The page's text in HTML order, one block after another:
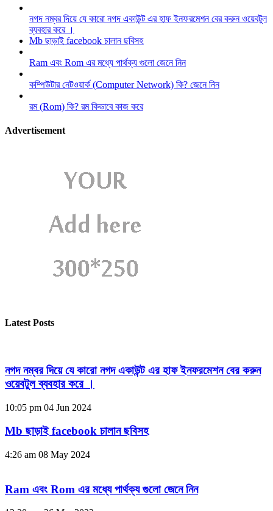
নগদ নম্বর দিয়ে যে কারো নগদ একাউন্ট এর হাফ ইনফরমেশন বের করুন ওয়েবটুল
ব্যবহার করে ।
Mb ছাড়াই facebook চালান ছবিসহ
Ram এবং Rom এর মধ্যে পার্থক্য গুলো জেনে নিন
কম্পিউটার নেটওয়ার্ক (Computer Network) কি? জেনে নিন
রম (Rom) কি? রম কিভাবে কাজ করে
Advertisement
Latest Posts
নগদ নম্বর দিয়ে যে কারো নগদ একাউন্ট এর হাফ ইনফরমেশন বের করুন
ওয়েবটুল ব্যবহার করে ।
10:05 pm 04 Jun 2024
Mb ছাড়াই facebook চালান ছবিসহ
4:26 am 08 May 2024
Ram এবং Rom এর মধ্যে পার্থক্য গুলো জেনে নিন